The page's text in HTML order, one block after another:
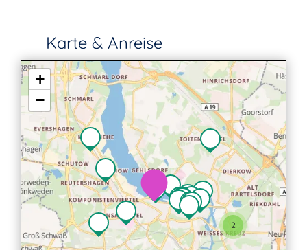
Karte & Anreise
2
+
−